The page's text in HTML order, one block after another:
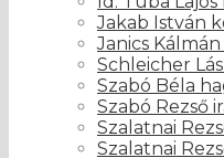
Jakab István
Janics
Schleicher
Szabó Béla
Szabó Rezső
Szalatnai
Szalatnai